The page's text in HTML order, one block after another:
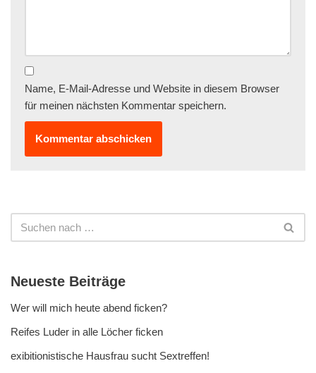
Name, E-Mail-Adresse und Website in diesem Browser
für meinen nächsten Kommentar speichern.
Neueste Beiträge
Wer will mich heute abend ficken?
Reifes Luder in alle Löcher ficken
exibitionistische Hausfrau sucht Sextreffen!